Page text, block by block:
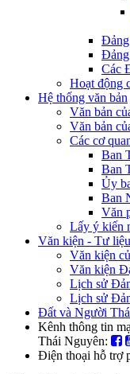
Đảng
Đảng
Các
Hoạt động
Hệ thống văn bản
Văn bản
Văn bản
Các cơ
Ban
Ban
Ủy
Ban
Văn
Lấy ý kiến
Văn kiện - Tư liệu
Văn kiện
Văn kiện
Lịch sử
Lịch sử
Đất và Người
Kênh thông tin
Thái Nguyên:
Điện thoại hỗ trợ